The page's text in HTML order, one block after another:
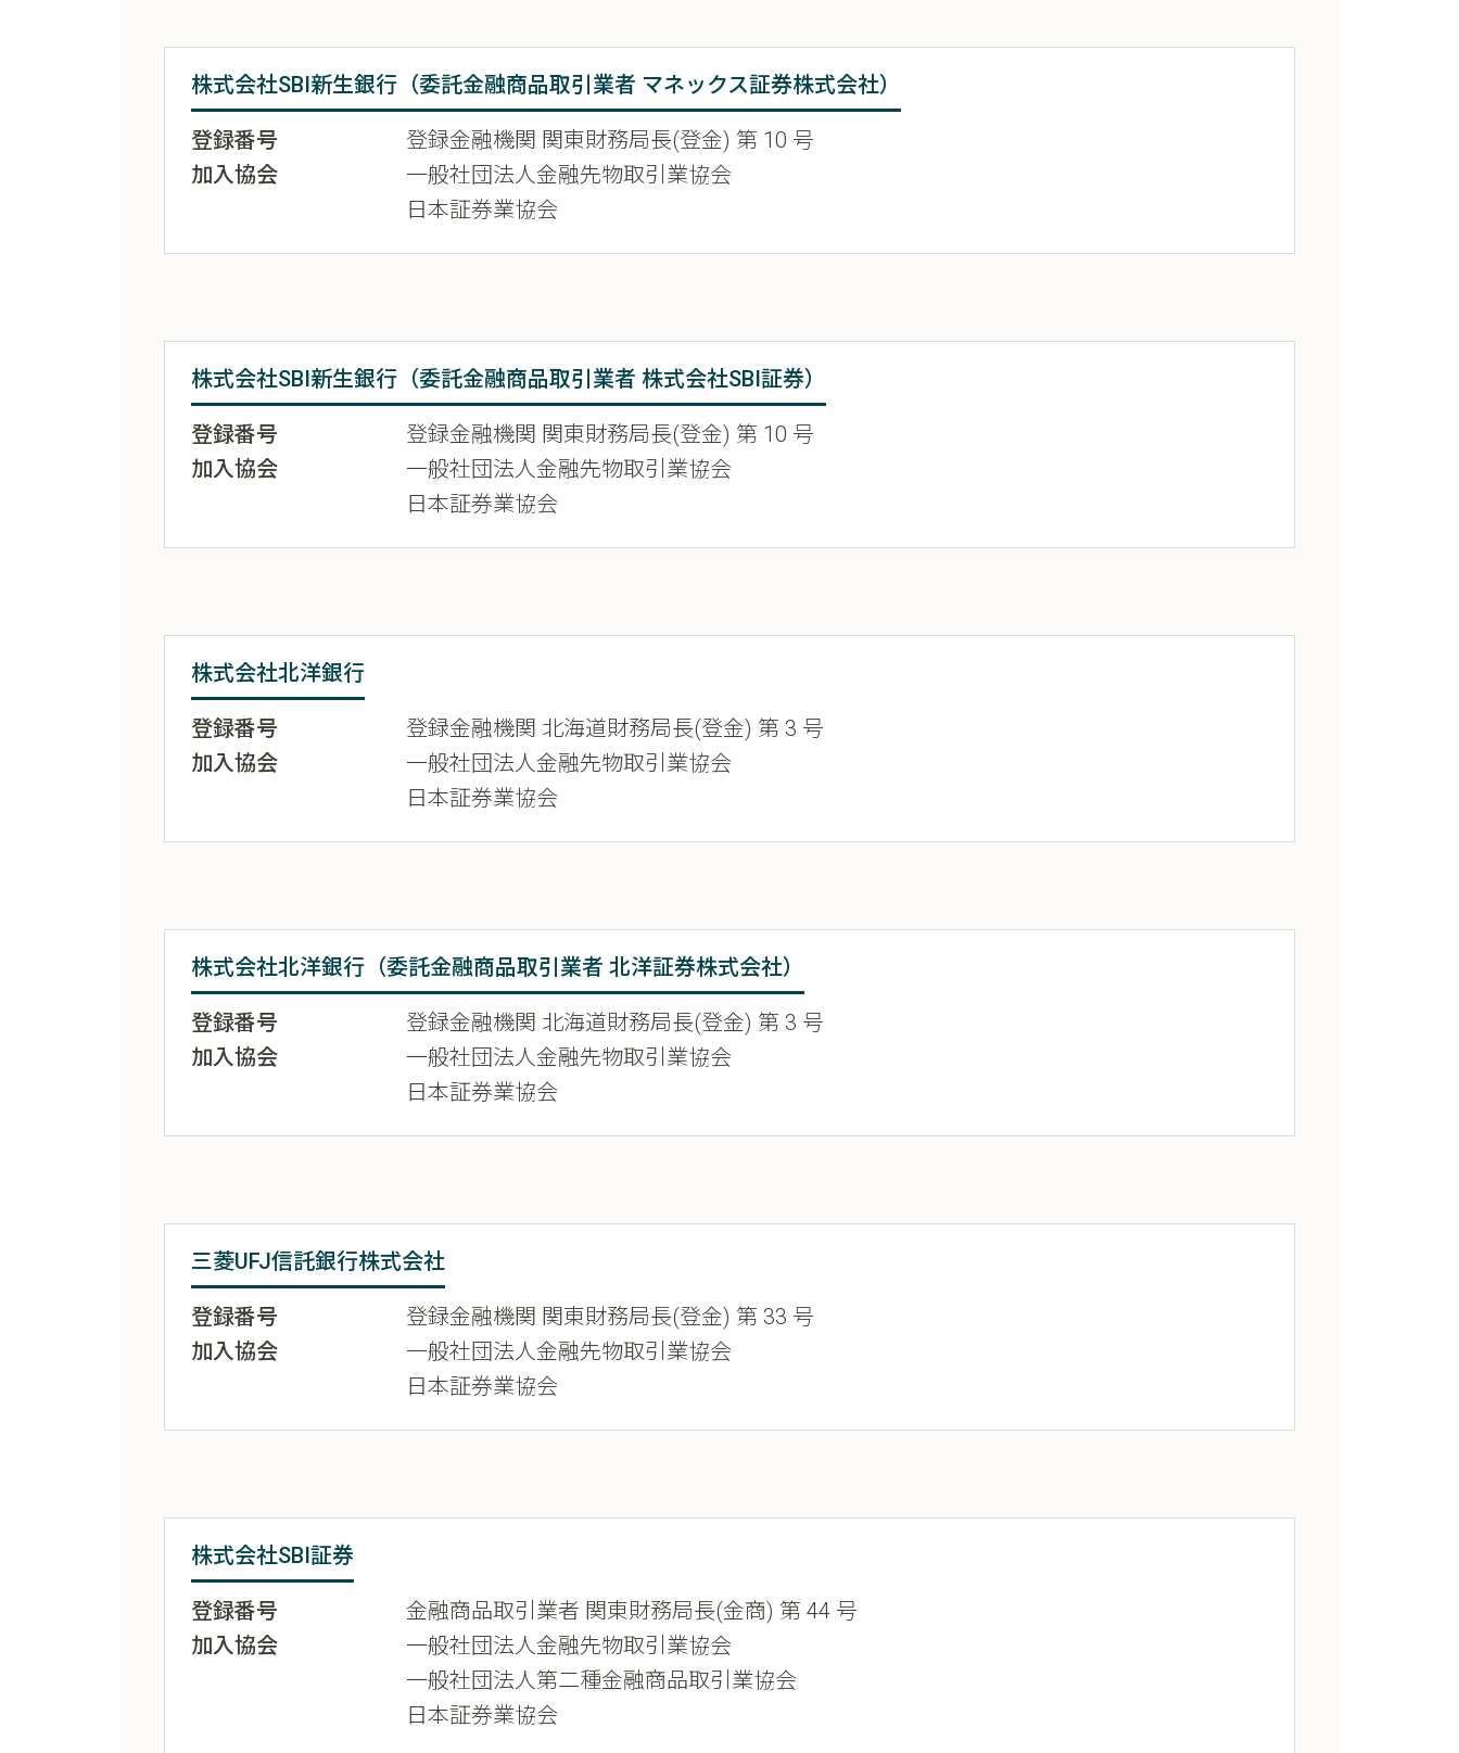
株式会社SBI新生銀行（委託金融商品取引業者 マネックス証券株式会社）
登録番号
登録金融機関 関東財務局長(登金) 第 10 号
加入協会
一般社団法人金融先物取引業協会
日本証券業協会
株式会社SBI新生銀行（委託金融商品取引業者 株式会社SBI証券）
登録番号
登録金融機関 関東財務局長(登金) 第 10 号
加入協会
一般社団法人金融先物取引業協会
日本証券業協会
株式会社北洋銀行
登録番号
登録金融機関 北海道財務局長(登金) 第 3 号
加入協会
一般社団法人金融先物取引業協会
日本証券業協会
株式会社北洋銀行（委託金融商品取引業者 北洋証券株式会社）
登録番号
登録金融機関 北海道財務局長(登金) 第 3 号
加入協会
一般社団法人金融先物取引業協会
日本証券業協会
三菱UFJ信託銀行株式会社
登録番号
登録金融機関 関東財務局長(登金) 第 33 号
加入協会
一般社団法人金融先物取引業協会
日本証券業協会
株式会社SBI証券
登録番号
金融商品取引業者 関東財務局長(金商) 第 44 号
加入協会
一般社団法人金融先物取引業協会
一般社団法人第二種金融商品取引業協会
日本証券業協会